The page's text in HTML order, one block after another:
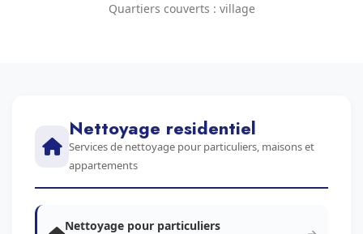
Quartiers couverts : village
Nettoyage residentiel
Services de nettoyage pour particuliers, maisons et
appartements
Nettoyage pour particuliers